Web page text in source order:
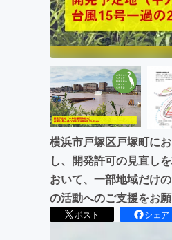
横浜市戸塚区戸塚町に
し、開発許可の見直し
おいて、一部地域だけ
の活動へのご支援をお願
ポスト シェア